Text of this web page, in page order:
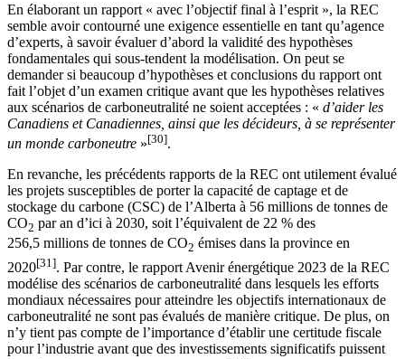
En élaborant un rapport « avec l’objectif final à l’esprit », la REC
semble avoir contourné une exigence essentielle en tant qu’agence
d’experts, à savoir évaluer d’abord la validité des hypothèses
fondamentales qui sous-tendent la modélisation. On peut se
demander si beaucoup d’hypothèses et conclusions du rapport ont
fait l’objet d’un examen critique avant que les hypothèses relatives
aux scénarios de carboneutralité ne soient acceptées : « d’aider les
Canadiens et Canadiennes, ainsi que les décideurs, à se représenter
un monde carboneutre »[30].
En revanche, les précédents rapports de la REC ont utilement évalué
les projets susceptibles de porter la capacité de captage et de
stockage du carbone (CSC) de l’Alberta à 56 millions de tonnes de
CO2 par an d’ici à 2030, soit l’équivalent de 22 % des
256,5 millions de tonnes de CO2 émises dans la province en
2020[31]. Par contre, le rapport Avenir énergétique 2023 de la REC
modélise des scénarios de carboneutralité dans lesquels les efforts
mondiaux nécessaires pour atteindre les objectifs internationaux de
carboneutralité ne sont pas évalués de manière critique. De plus, on
n’y tient pas compte de l’importance d’établir une certitude fiscale
pour l’industrie avant que des investissements significatifs puissent